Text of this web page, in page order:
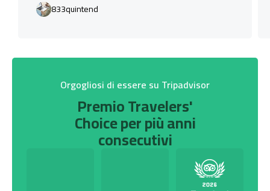
833quintend
Orgogliosi di essere su Tripadvisor
Premio Travelers'
Choice per più anni
consecutivi